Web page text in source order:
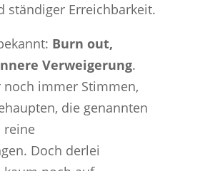
ständiger Erreichbarkeit.
Burn out,
Verweigerung.
noch immer Stimmen,
die genannten
reine
Doch derlei